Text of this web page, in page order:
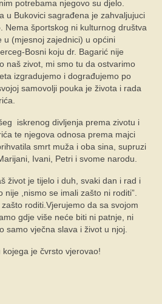
potrebama njegovo su djelo.
u Bukovici sagrađena je zahvaljujuci
Nema športskog ni kulturnog društva
u (mjesnoj zajednici) u općini
Bosni koju dr. Bagarić nije
naš zivot, mi smo tu da ostvarimo
izgradujemo i dograđujemo po
samovolji pouka je života i rada
iskrenog divljenja prema zivotu i
te njegova odnosa prema majci
smrt muža i oba sina, supruzi
Ivani, Petri i svome narodu.
život je tijelo i duh, svaki dan i rad i
nije ,nismo se imali zašto ni roditi”.
roditi.Vjerujemo da sa svojom
gdje više neće biti ni patnje, ni
samo vječna slava i život u njoj.
je čvrsto vjerovao!